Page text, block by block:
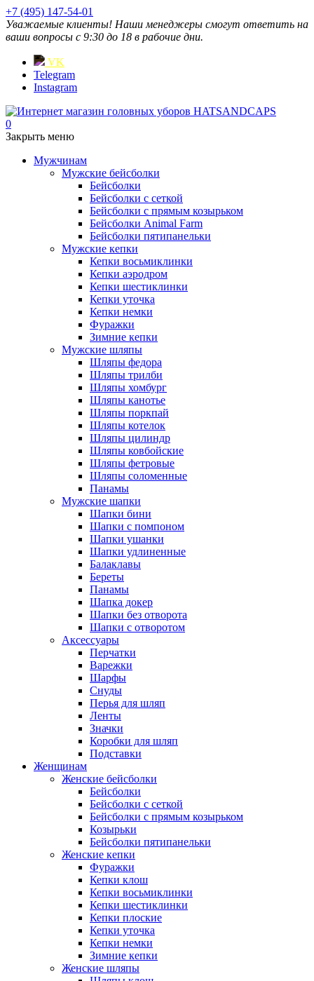
+7 (495) 147-54-01
Уважаемые клиенты! Наши менеджеры смогут ответить на
ваши вопросы с 9:30 до 18 в рабочие дни.
VK
Telegram
Instagram
0
Закрыть меню
Мужчинам
Мужские бейсболки
Бейсболки
Бейсболки с сеткой
Бейсболки с прямым козырьком
Бейсболки Animal Farm
Бейсболки пятипанельки
Мужские кепки
Кепки восьмиклинки
Кепки аэродром
Кепки шестиклинки
Кепки уточка
Кепки немки
Фуражки
Зимние кепки
Мужские шляпы
Шляпы федора
Шляпы трилби
Шляпы хомбург
Шляпы канотье
Шляпы поркпай
Шляпы котелок
Шляпы цилиндр
Шляпы ковбойские
Шляпы фетровые
Шляпы соломенные
Панамы
Мужские шапки
Шапки бини
Шапки с помпоном
Шапки ушанки
Шапки удлиненные
Балаклавы
Береты
Панамы
Шапка докер
Шапки без отворота
Шапки с отворотом
Аксессуары
Перчатки
Варежки
Шарфы
Снуды
Перья для шляп
Ленты
Значки
Коробки для шляп
Подставки
Женщинам
Женские бейсболки
Бейсболки
Бейсболки с сеткой
Бейсболки с прямым козырьком
Козырьки
Бейсболки пятипанельки
Женские кепки
Фуражки
Кепки клош
Кепки восьмиклинки
Кепки шестиклинки
Кепки плоские
Кепки уточка
Кепки немки
Зимние кепки
Женские шляпы